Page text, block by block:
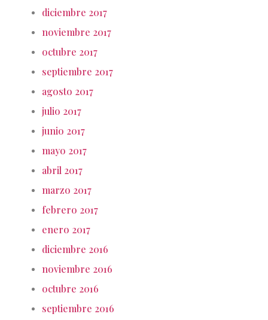
diciembre 2017
noviembre 2017
octubre 2017
septiembre 2017
agosto 2017
julio 2017
junio 2017
mayo 2017
abril 2017
marzo 2017
febrero 2017
enero 2017
diciembre 2016
noviembre 2016
octubre 2016
septiembre 2016